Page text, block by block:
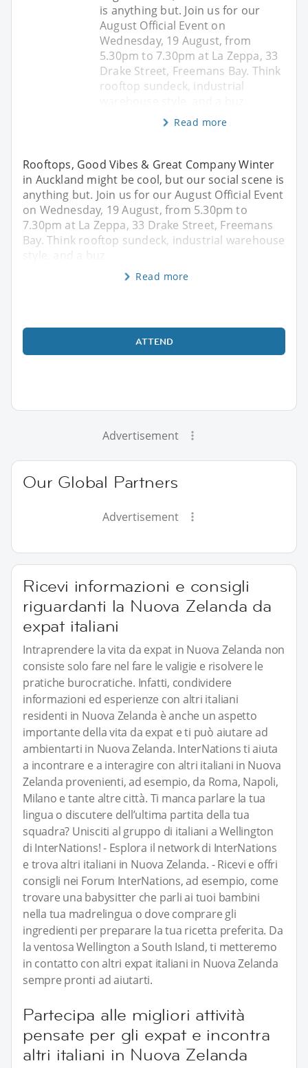
is anything but. Join us for our
August Official Event on
Wednesday, 19 August, from
5.30pm to 7.30pm at La Zeppa, 33
Drake Street, Freemans Bay. Think
rooftop sundeck, industrial
Read more
Rooftops, Good Vibes & Great Company Winter
in Auckland might be cool, but our social scene is
anything but. Join us for our August Official Event
on Wednesday, 19 August, from 5.30pm to
7.30pm at La Zeppa, 33 Drake Street, Freemans
Bay. Think rooftop sundeck, industrial warehouse
Read more
ATTEND
Advertisement
Our Global Partners
Advertisement
Ricevi informazioni e consigli
riguardanti la Nuova Zelanda da
expat italiani
Intraprendere la vita da expat in Nuova Zelanda non
consiste solo fare nel fare le valigie e risolvere le
pratiche burocratiche. Infatti, condividere
informazioni ed esperienze con altri italiani
residenti in Nuova Zelanda è anche un aspetto
importante della vita da expat e ti può aiutare ad
ambientarti in Nuova Zelanda. InterNations ti aiuta
a incontrare e a interagire con altri italiani in Nuova
Zelanda provenienti, ad esempio, da Roma, Napoli,
Milano e tante altre città. Ti manca parlare la tua
lingua o discutere dell’ultima partita della tua
squadra? Unisciti al gruppo di italiani a Wellington
di InterNations! - Esplora il network di InterNations
e trova altri italiani in Nuova Zelanda. - Ricevi e offri
consigli nei Forum InterNations, ad esempio, come
trovare una babysitter che parli ai tuoi bambini
nella tua madrelingua o dove comprare gli
ingredienti per preparare la tua ricetta preferita. Da
la ventosa Wellington a South Island, ti metteremo
in contatto con altri expat italiani in Nuova Zelanda
sempre pronti ad aiutarti.
Partecipa alle migliori attività
pensate per gli expat e incontra
altri italiani in Nuova Zelanda